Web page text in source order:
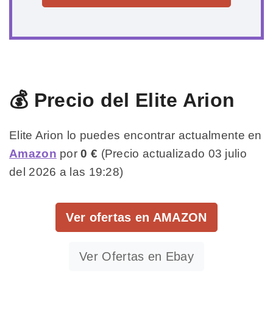
💰 Precio del Elite Arion
Elite Arion lo puedes encontrar actualmente en
Amazon por0 € (Precio actualizado 03 julio
del 2026 a las 19:28)
Ver ofertas en AMAZON
Ver Ofertas en Ebay